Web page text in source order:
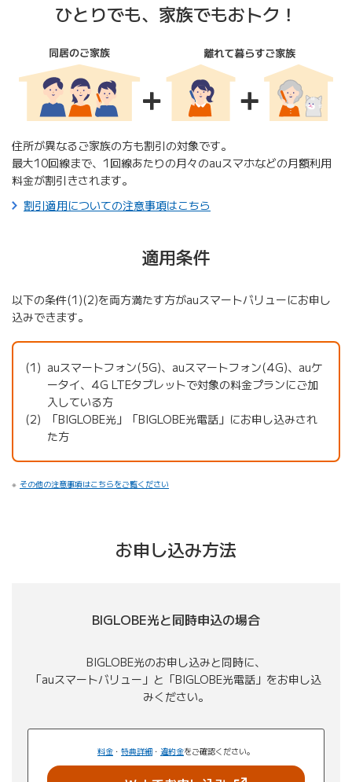
ひとりでも、家族でもおトク！
住所が異なるご家族の方も割引の対象です。
最大10回線まで、1回線あたりの月々のauスマホなどの月額利用
料金が割引きされます。
割引適用についての注意事項はこちら
適用条件
以下の条件(1)(2)を両方満たす方がauスマートバリューにお申し
込みできます。
auスマートフォン(5G)、auスマートフォン(4G)、auケ
ータイ、4G LTEタブレットで対象の料金プランにご加
入している方
「BIGLOBE光」「BIGLOBE光電話」にお申し込みされ
た方
その他の注意事項はこちらをご覧ください
お申し込み方法
BIGLOBE光と同時申込の場合
BIGLOBE光のお申し込みと同時に、
「auスマートバリュー」と「BIGLOBE光電話」をお申し込
みください。
料金 ・ 特典詳細 ・ 違約金をご確認ください。